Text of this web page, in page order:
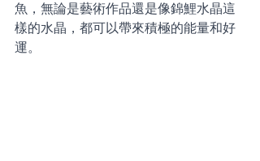
魚，無論是藝術作品還是像錦鯉水晶這
樣的水晶，都可以帶來積極的能量和好
運。